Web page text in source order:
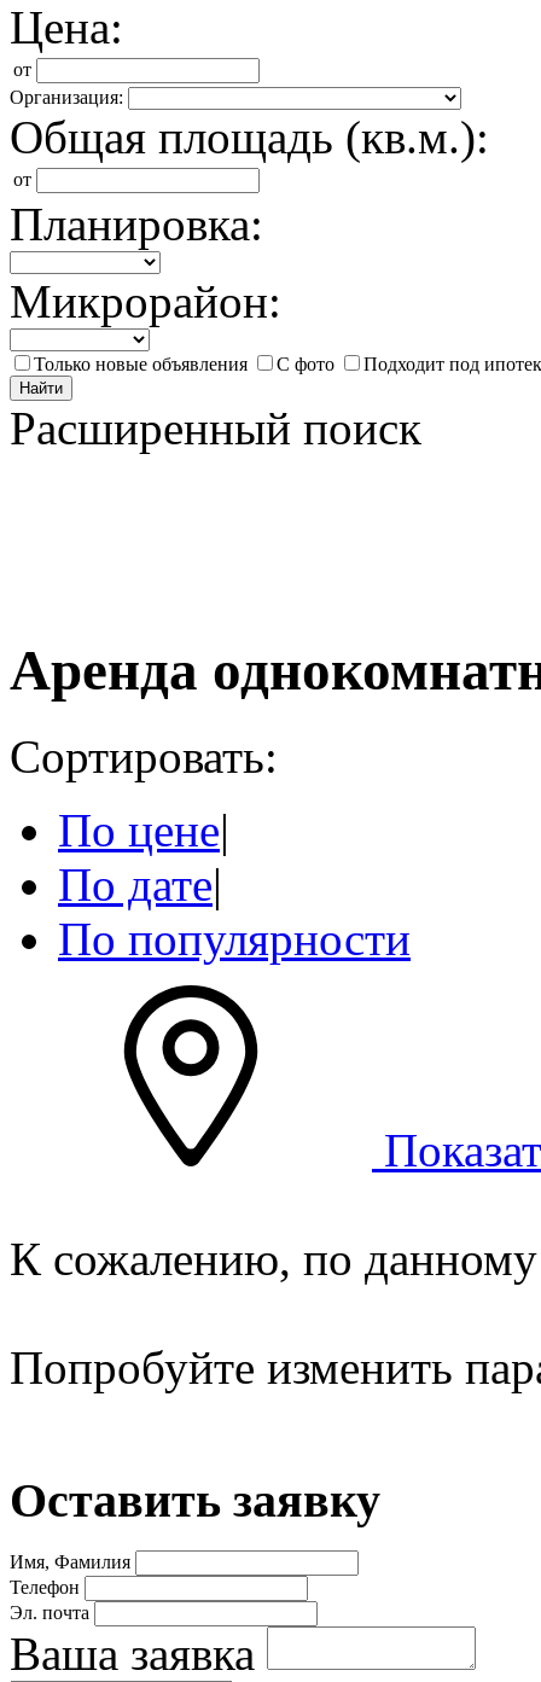
Цена:
от
Организация:
Общая площадь (кв.м.):
от
Планировка:
Микрорайон:
Только новые объявления С фото Подходит под
Найти
Расширенный поиск
Аренда
Сортировать:
По цене|
По дате|
По популярности
К сожалению, по данному
Попробуйте изменить
Оставить заявку
Имя, Фамилия
Телефон
Эл. почта
Ваша заявка